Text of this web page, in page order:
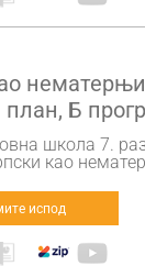
нематерњи
план, Б
школа 7.
као
испод